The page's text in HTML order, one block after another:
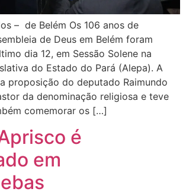
– de Belém Os 106 anos de
de Deus em Belém foram
dia 12, em Sessão Solene na
do Estado do Pará (Alepa). A
proposição do deputado Raimundo
da denominação religiosa e teve
comemorar os […]
é
em